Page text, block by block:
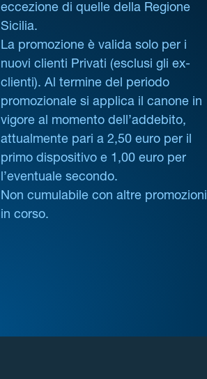
eccezione di quelle della Regione
Sicilia.
La promozione è valida solo per i
nuovi clienti Privati (esclusi gli ex-
clienti). Al termine del periodo
promozionale si applica il canone in
vigore al momento dell’addebito,
attualmente pari a 2,50 euro per il
primo dispositivo e 1,00 euro per
l’eventuale secondo.
Non cumulabile con altre promozioni
in corso.